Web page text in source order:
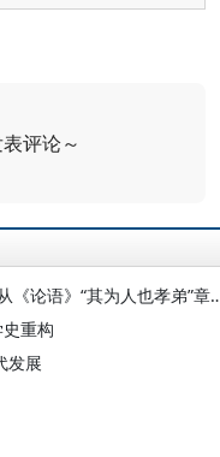
评论～
王大印 朱汉民：有子仁学的外王旨
重构
发展